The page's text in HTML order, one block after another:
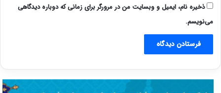
ذخیره نام، ایمیل و وبسایت من در مرورگر برای زمانی که دوباره دیدگاهی
می‌نویسم.